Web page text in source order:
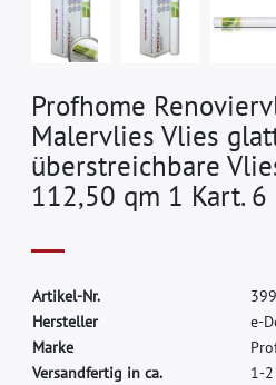
Profhome
Malervlies Vlies
überstreichbare
112,50 qm 1 Kart. 6
Artikel-Nr. 39
Hersteller e-D
Marke Pro
Versandfertig in ca.
1-